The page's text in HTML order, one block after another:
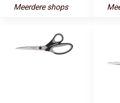
Meerdere shops